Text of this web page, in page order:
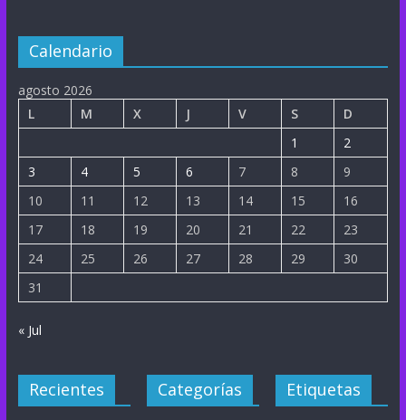
Calendario
agosto 2026
L
M X J V S
D
1
2
3
4 5 6 7 8
9
10
11 12 13 14 15
16
17
18 19 20 21 22
23
24
25 26 27 28 29
30
31
« Jul
Recientes Categorías Etiquetas